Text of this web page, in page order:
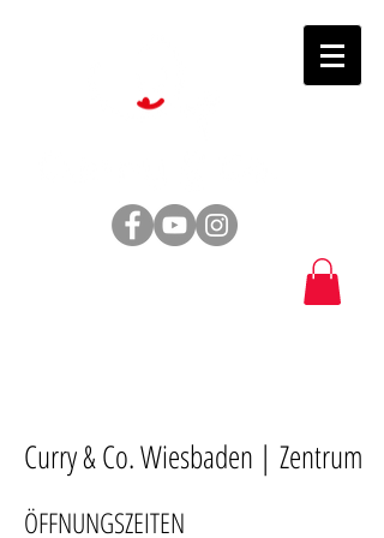
Curry & Co. Wiesbaden | Zentrum
ÖFFNUNGSZEITEN